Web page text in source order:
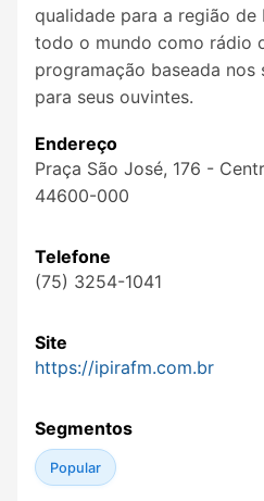
qualidade para a região de
todo o mundo como rádio
programação baseada nos
para seus ouvintes.
Endereço
Praça São José, 176 -
44600-000
Telefone
(75) 3254-1041
Site
https://ipirafm.com.br
Segmentos
Popular